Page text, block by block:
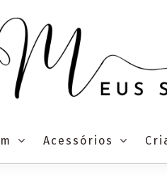
Acessórios